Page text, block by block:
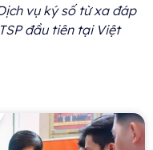
vụ ký số từ xa đáp
đầu tiên tại Việt